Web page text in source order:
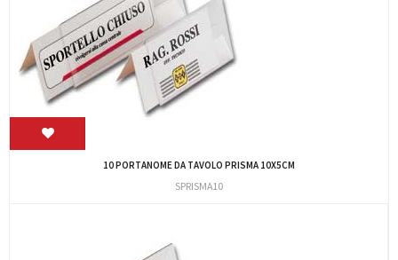
10 PORTANOME DA TAVOLO PRISMA 10X5CM
SPRISMA10